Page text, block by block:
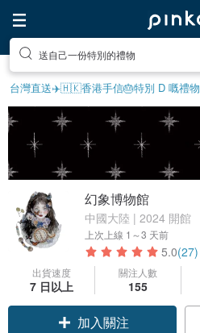
享受療癒的放鬆生活
台灣直送✈️🇭🇰香港手信🎂特別 D 嘅禮物
幻象博物館
中國大陸 | 2024 開館
上次上線 1～3 天前
5.0(27)
出貨速度
7 日以上
關注人數
155
加入關注